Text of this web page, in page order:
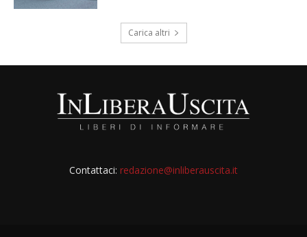
Carica altri
Contattaci: redazione@inliberauscita.it